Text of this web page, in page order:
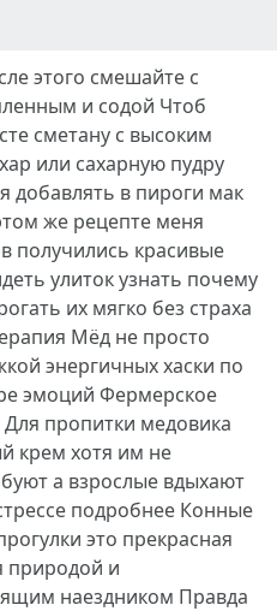
этого смешайте с
и содой Чтоб
сметану с высоким
или сахарную пудру
добавлять в пироги мак
же рецепте меня
получились красивые
улиток узнать почему
их мягко без страха
Мёд не просто
энергичных хаски по
эмоций Фермерское
Для пропитки медовика
крем хотя им не
а взрослые вдыхают
подробнее Конные
это прекрасная
природой и
наездником Правда